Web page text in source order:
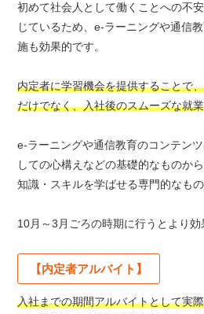
初めて社会人として働くことへの不
じているため、e-ラーニングや通信
施も効果的です。
内定者に学習機会を提供することで
だけでなく、入社後のスムーズな就
e-ラーニングや通信教育のコンテン
しての心構えなどの基礎的なものか
知識・スキルを学ばせる専門的なもの
10月～3月ごろの時期に行うとより効
【内定者アルバイト】
入社までの期間アルバイトとして実